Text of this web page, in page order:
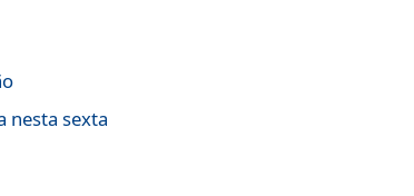
nesta sexta